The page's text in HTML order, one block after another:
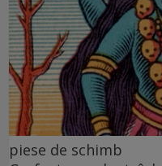
piese de schimb